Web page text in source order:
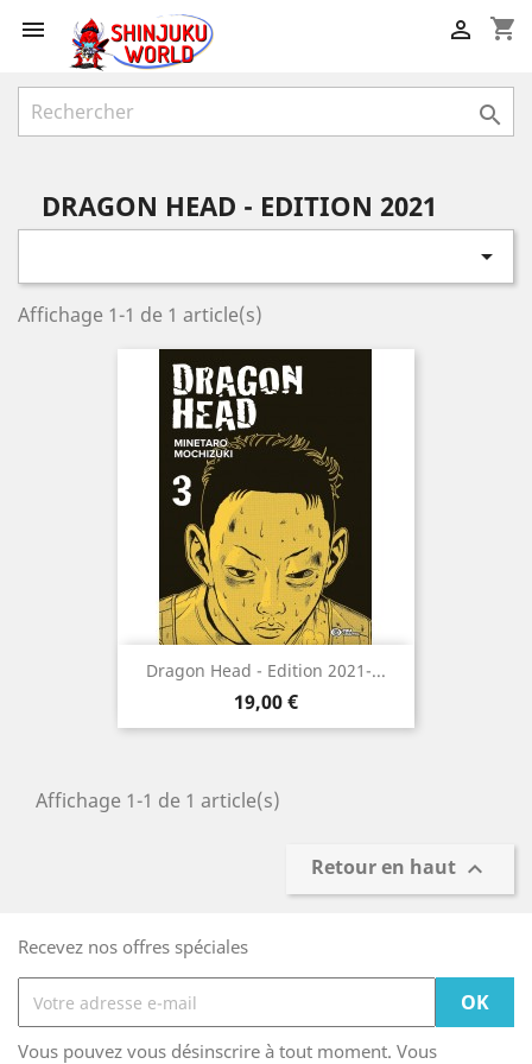
 shopping_cart


DRAGON HEAD - EDITION 2021

Affichage 1-1 de 1 article(s)
Dragon Head - Edition 2021-...
Prix
19,00 €
Affichage 1-1 de 1 article(s)
Retour en haut 
Recevez nos offres spéciales
Vous pouvez vous désinscrire à tout moment. Vous